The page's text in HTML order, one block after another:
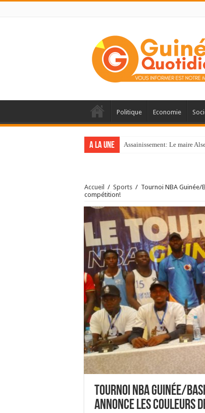
Politique Economie
A la une Assainissement: Le maire
Accueil / Sports / Tournoi NBA
compétition!
Tournoi NBA Guinée/
annonce les couleurs